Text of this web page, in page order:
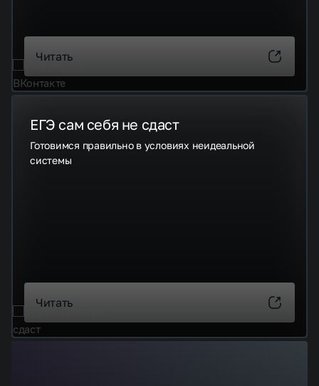
Читать
ЕГЭ сам себя не сдаст
Готовимся правильно в условиях неидеальной
системы
Читать